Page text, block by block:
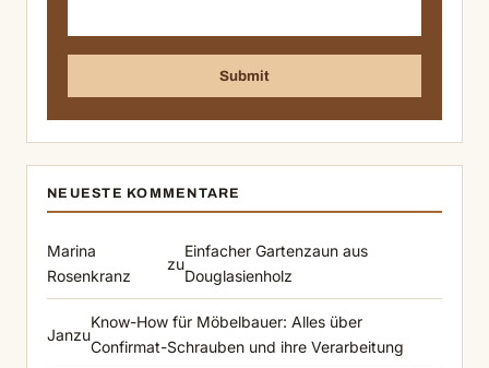
NEUESTE KOMMENTARE
Marina
Rosenkranz
zu
Einfacher Gartenzaun aus
Douglasienholz
Janzu
Know-How für Möbelbauer: Alles über
Confirmat-Schrauben und ihre Verarbeitung